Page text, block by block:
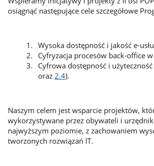
osiągnąć następujące cele szczegółowe
Wysoka dostępność i jakość e-
Cyfryzacja procesów back-office
Cyfrowa dostępność i
oraz2.4).
Naszym celem jest wsparcie projektów,
wykorzystywane przez obywateli i
najwyższym poziomie, z zachowaniem
tworzonych rozwiązań IT.